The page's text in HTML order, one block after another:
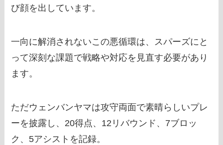
び顔を出しています。
一向に解消されないこの悪循環は、スパーズにと
って深刻な課題で戦略や対応を見直す必要があり
ます。
ただウェンバンヤマは攻守両面で素晴らしいプレ
ーを披露し、20得点、12リバウンド、7ブロッ
ク、5アシストを記録。